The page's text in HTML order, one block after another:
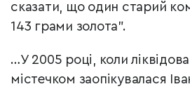
сказати, що один старий
143 грами золота".
…У 2005 році, коли
містечком заопікувалася